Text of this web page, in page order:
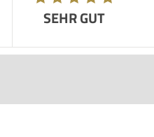
SEHR GUT